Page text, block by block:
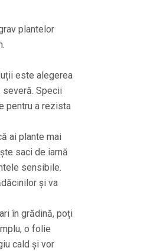
plantelor
este alegerea
severă. Specii
pentru a rezista
ai plante mai
saci de iarnă
sensibile.
și va
în grădină, poți
o folie
cald și vor